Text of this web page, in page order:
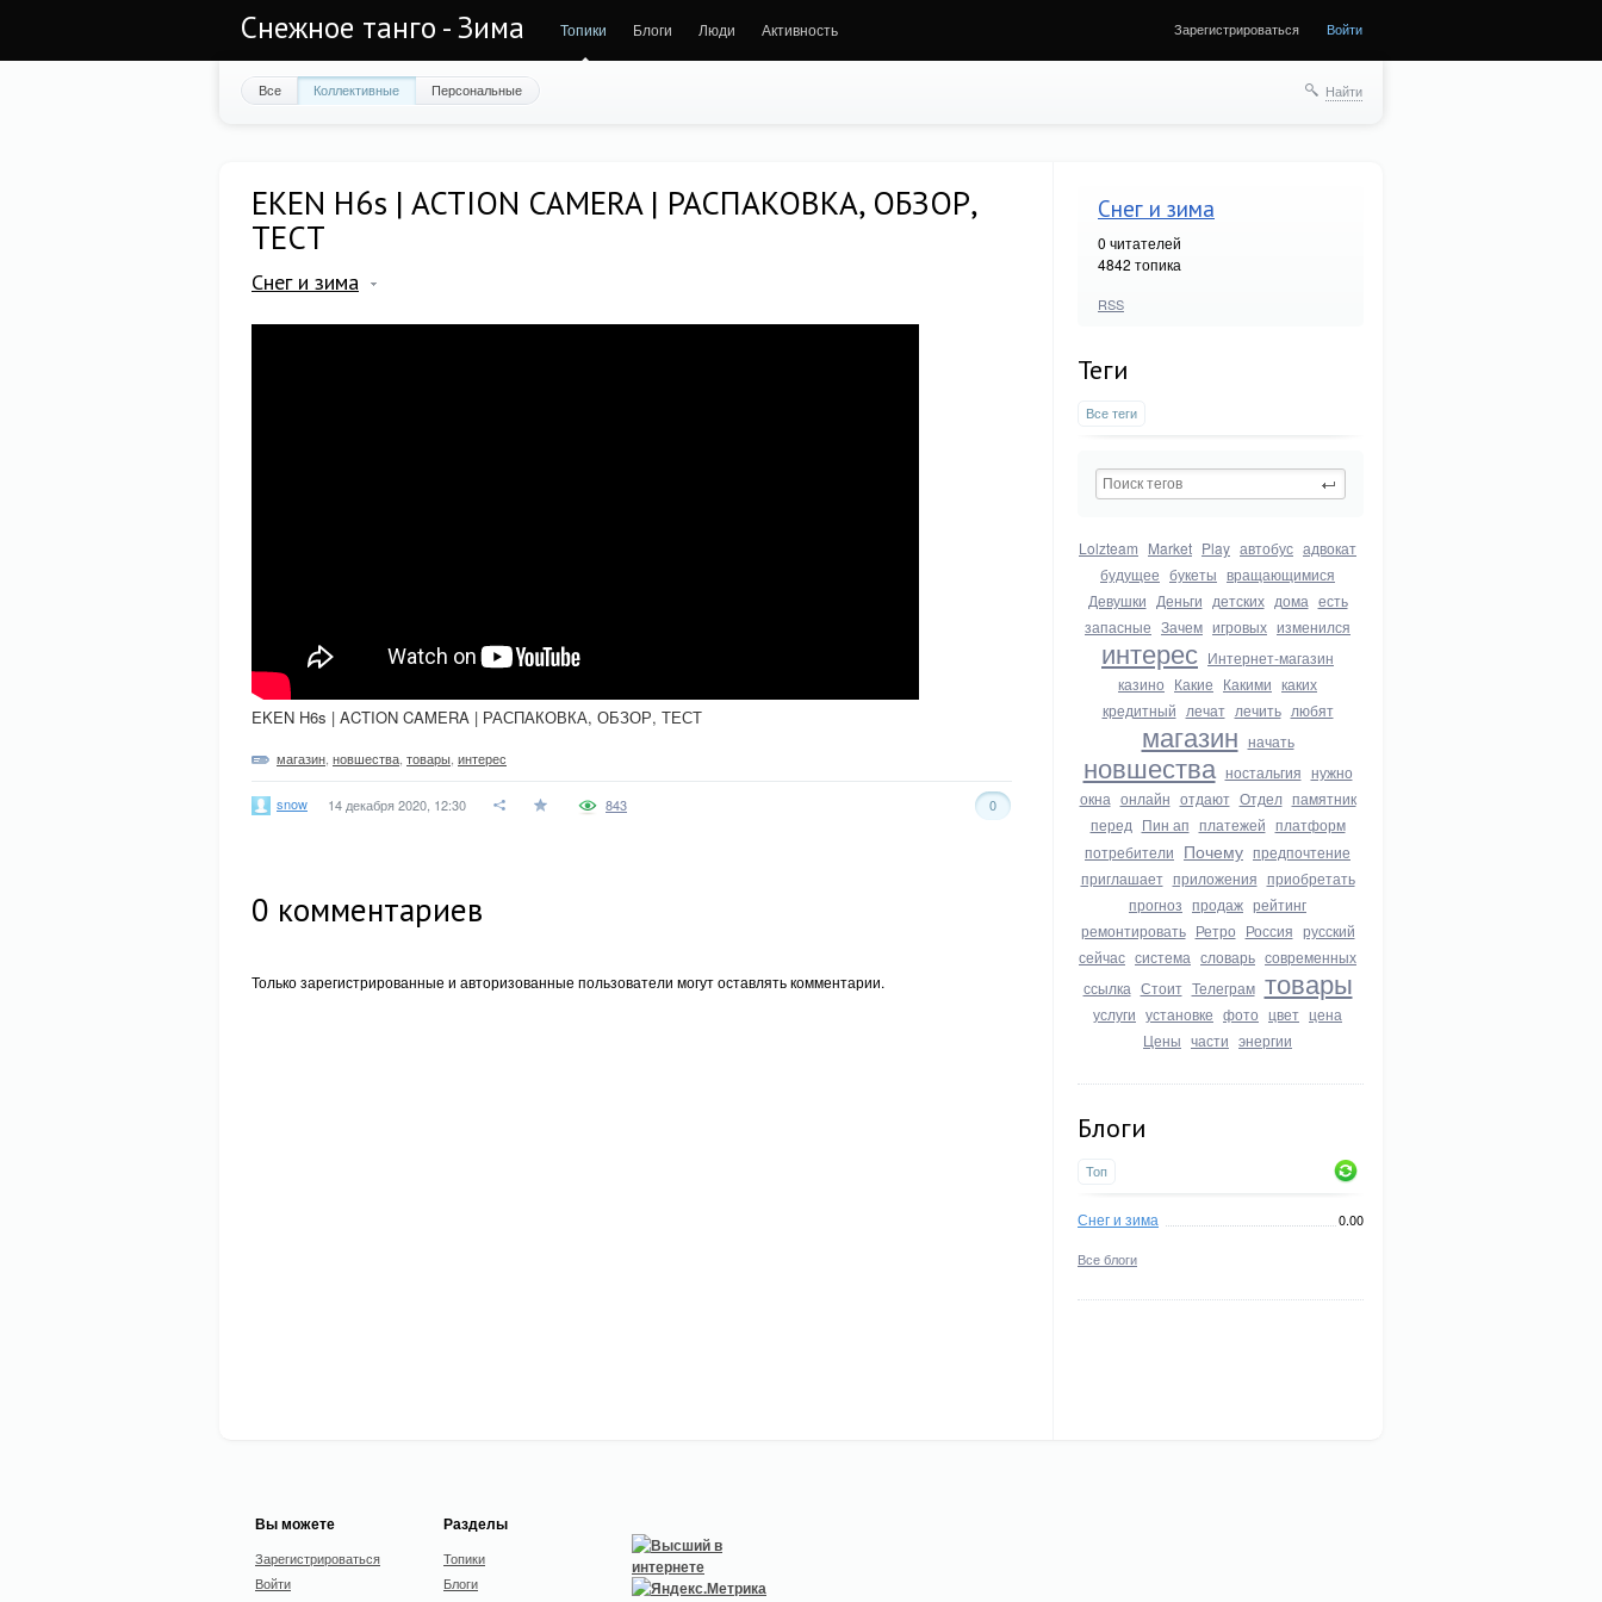
Снежное танго - Зима Топики Блоги Люди Активность Зарегистрироваться Войти
Все Коллективные Персональные Найти
Снег и зима
0 читателей
4842 топика
RSS
Теги
Все теги
Lolzteam Market Play автобус адвокат
будущее букеты вращающимися
Девушки Деньги детских дома есть
запасные Зачем игровых изменился
интерес Интернет-магазин
казино Какие Какими каких
кредитный лечат лечить любят
магазин начать
новшества ностальгия нужно
окна онлайн отдают Отдел памятник
перед Пин ап платежей платформ
потребители Почему предпочтение
приглашает приложения приобретать
прогноз продаж рейтинг
ремонтировать Ретро Россия русский
сейчас система словарь современных
ссылка Стоит Телеграм товары
услуги установке фото цвет цена
Цены части энергии
Блоги
Топ
Снег и зима 0.00
Все блоги
EKEN H6s | ACTION CAMERA | РАСПАКОВКА, ОБЗОР,
ТЕСТ
Снег и зима
EKEN H6s | ACTION CAMERA | РАСПАКОВКА, ОБЗОР, ТЕСТ
магазин новшества товары интерес
snow 14 декабря 2020, 12:30 0
843
0 комментариев
Только зарегистрированные и авторизованные пользователи могут оставлять комментарии.
Вы можете
Зарегистрироваться
Войти
Разделы
Топики
Блоги